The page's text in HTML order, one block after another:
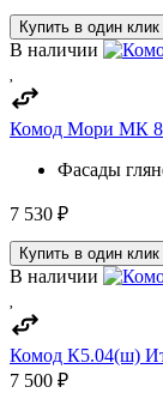
Купить в один клик
В наличии
Комод Мори МК
Фасады
7 530 ₽
Купить в один клик
В наличии
Комод К5.04(ш)
7 500 ₽